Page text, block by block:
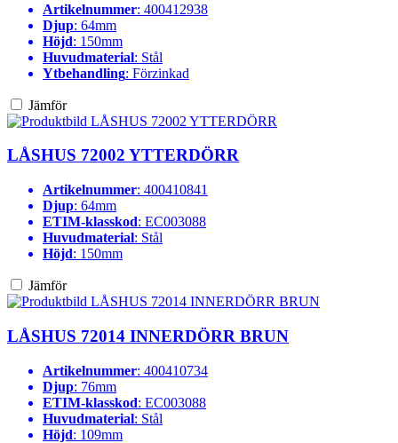
Artikelnummer: 400412938
Djup: 64mm
Höjd: 150mm
Huvudmaterial: Stål
Ytbehandling: Förzinkad
Jämför
LÅSHUS 72002 YTTERDÖRR
Artikelnummer: 400410841
Djup: 64mm
ETIM-klasskod: EC003088
Huvudmaterial: Stål
Höjd: 150mm
Jämför
LÅSHUS 72014 INNERDÖRR BRUN
Artikelnummer: 400410734
Djup: 76mm
ETIM-klasskod: EC003088
Huvudmaterial: Stål
Höjd: 109mm